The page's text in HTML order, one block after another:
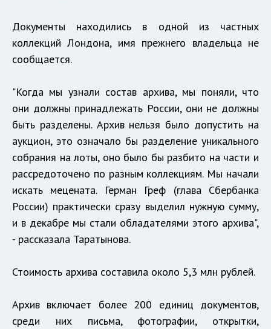
Документы находились в одной из частных
коллекций Лондона, имя прежнего владельца не
сообщается.
"Когда мы узнали состав архива, мы поняли, что
они должны принадлежать России, они не должны
быть разделены. Архив нельзя было допустить на
аукцион, это означало бы разделение уникального
собрания на лоты, оно было бы разбито на части и
рассредоточено по разным коллекциям. Мы начали
искать мецената. Герман Греф (глава Сбербанка
России) практически сразу выделил нужную сумму,
и в декабре мы стали обладателями этого архива",
- рассказала Таратынова.
Стоимость архива составила около 5,3 млн рублей.
Архив включает более 200 единиц документов,
среди них письма, фотографии, открытки,